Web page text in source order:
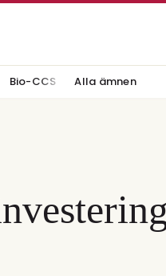
Bio-CCS Alla ämnen